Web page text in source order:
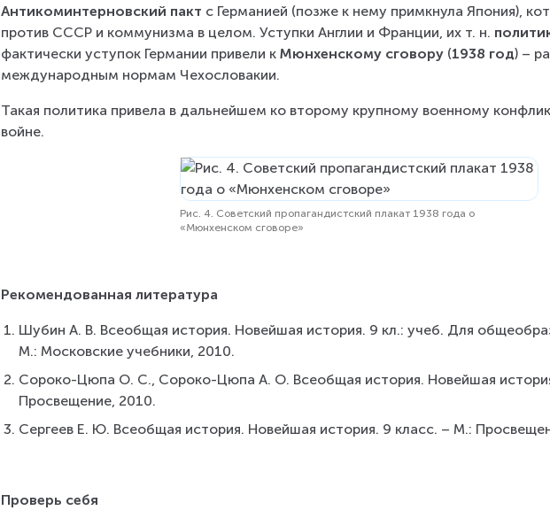
Антикоминтерновский пакт с Германией (позже к нему примкнула Япония),
против СССР и коммунизма в целом. Уступки Англии и Франции, их т. н.
фактически уступок Германии привели к Мюнхенскому сговору (1938 год) –
международным нормам Чехословакии.
Такая политика привела в дальнейшем ко второму крупному военному
войне.
Рис. 4. Советский пропагандистский плакат 1938 года о
«Мюнхенском сговоре»
Рекомендованная литература
Шубин А. В. Всеобщая история. Новейшая история. 9 кл.: учеб. Для
М.: Московские учебники, 2010.
Сороко-Цюпа О. С., Сороко-Цюпа А. О. Всеобщая история. Новейшая
Просвещение, 2010.
Сергеев Е. Ю. Всеобщая история. Новейшая история. 9 класс. – М.:
Проверь себя